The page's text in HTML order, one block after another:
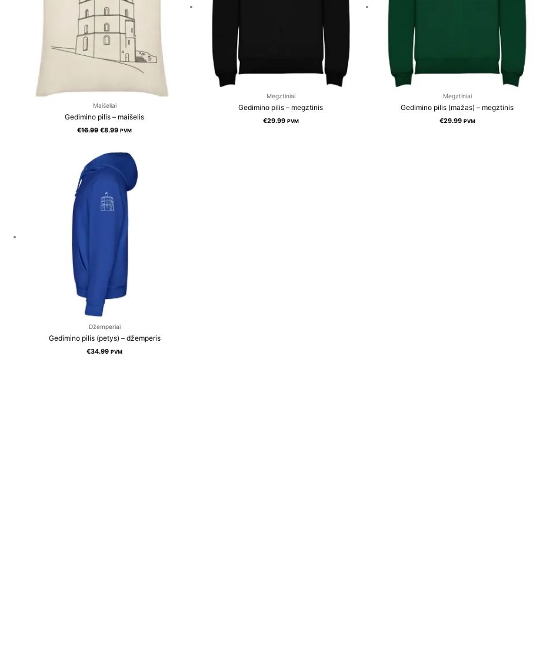
Maišeliai
Gedimino pilis – maišelis
€16.99 €8.99 PVM
Megztiniai
Gedimino pilis – megztinis
€29.99 PVM
Megztiniai
Gedimino pilis (mažas) – megztinis
€29.99 PVM
Džemperiai
Gedimino pilis (petys) – džemperis
€34.99 PVM